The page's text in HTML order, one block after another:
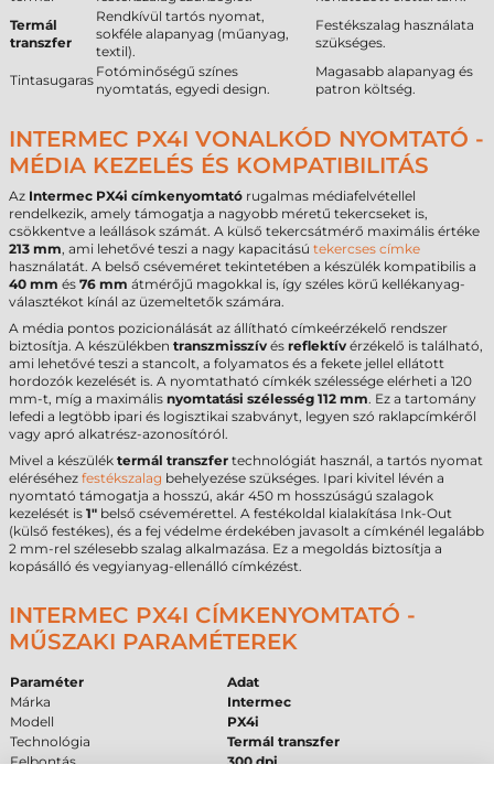
Termál
transzfer
Rendkívül tartós nyomat,
sokféle alapanyag (műanyag,
textil).
Festékszalag használata
szükséges.
Tintasugaras
Fotóminőségű színes
nyomtatás, egyedi design.
Magasabb alapanyag és
patron költség.
INTERMEC PX4I VONALKÓD NYOMTATÓ -
MÉDIA KEZELÉS ÉS KOMPATIBILITÁS
Az Intermec PX4i címkenyomtató rugalmas médiafelvétellel
rendelkezik, amely támogatja a nagyobb méretű tekercseket is,
csökkentve a leállások számát. A külső tekercsátmérő maximális értéke
213 mm, ami lehetővé teszi a nagy kapacitású tekercses címke
használatát. A belső cséveméret tekintetében a készülék kompatibilis a
40 mm és 76 mm átmérőjű magokkal is, így széles körű kellékanyag-
választékot kínál az üzemeltetők számára.
A média pontos pozicionálását az állítható címkeérzékelő rendszer
biztosítja. A készülékben transzmisszív és reflektív érzékelő is található,
ami lehetővé teszi a stancolt, a folyamatos és a fekete jellel ellátott
hordozók kezelését is. A nyomtatható címkék szélessége elérheti a 120
mm-t, míg a maximális nyomtatási szélesség 112 mm. Ez a tartomány
lefedi a legtöbb ipari és logisztikai szabványt, legyen szó raklapcímkéről
vagy apró alkatrész-azonosítóról.
Mivel a készülék termál transzfer technológiát használ, a tartós nyomat
eléréséhez festékszalag behelyezése szükséges. Ipari kivitel lévén a
nyomtató támogatja a hosszú, akár 450 m hosszúságú szalagok
kezelését is 1" belső csévemérettel. A festékoldal kialakítása Ink-Out
(külső festékes), és a fej védelme érdekében javasolt a címkénél legalább
2 mm-rel szélesebb szalag alkalmazása. Ez a megoldás biztosítja a
kopásálló és vegyianyag-ellenálló címkézést.
INTERMEC PX4I CÍMKENYOMTATÓ -
MŰSZAKI PARAMÉTEREK
Paraméter
Adat
Márka
Intermec
Modell
PX4i
Technológia
Termál transzfer
Felbontás
300 dpi